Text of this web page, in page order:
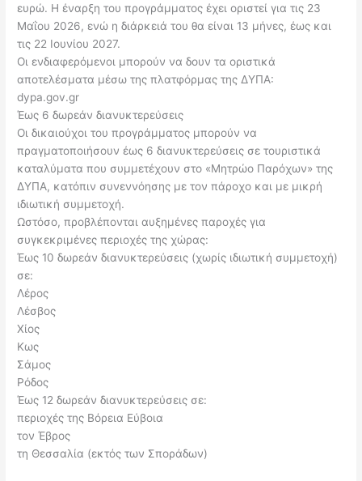
ευρώ. Η έναρξη του προγράμματος έχει οριστεί για τις 23
Μαΐου 2026, ενώ η διάρκειά του θα είναι 13 μήνες, έως και
τις 22 Ιουνίου 2027.
Οι ενδιαφερόμενοι μπορούν να δουν τα οριστικά
αποτελέσματα μέσω της πλατφόρμας της ΔΥΠΑ:
dypa.gov.gr
Έως 6 δωρεάν διανυκτερεύσεις
Οι δικαιούχοι του προγράμματος μπορούν να
πραγματοποιήσουν έως 6 διανυκτερεύσεις σε τουριστικά
καταλύματα που συμμετέχουν στο «Μητρώο Παρόχων» της
ΔΥΠΑ, κατόπιν συνεννόησης με τον πάροχο και με μικρή
ιδιωτική συμμετοχή.
Ωστόσο, προβλέπονται αυξημένες παροχές για
συγκεκριμένες περιοχές της χώρας:
Έως 10 δωρεάν διανυκτερεύσεις (χωρίς ιδιωτική συμμετοχή)
σε:
Λέρος
Λέσβος
Χίος
Κως
Σάμος
Ρόδος
Έως 12 δωρεάν διανυκτερεύσεις σε:
περιοχές της Βόρεια Εύβοια
τον Έβρος
τη Θεσσαλία (εκτός των Σποράδων)